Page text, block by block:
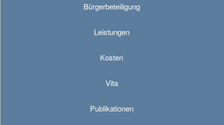
Bürgerbeteiligung
Leistungen
Kosten
Vita
Publikationen